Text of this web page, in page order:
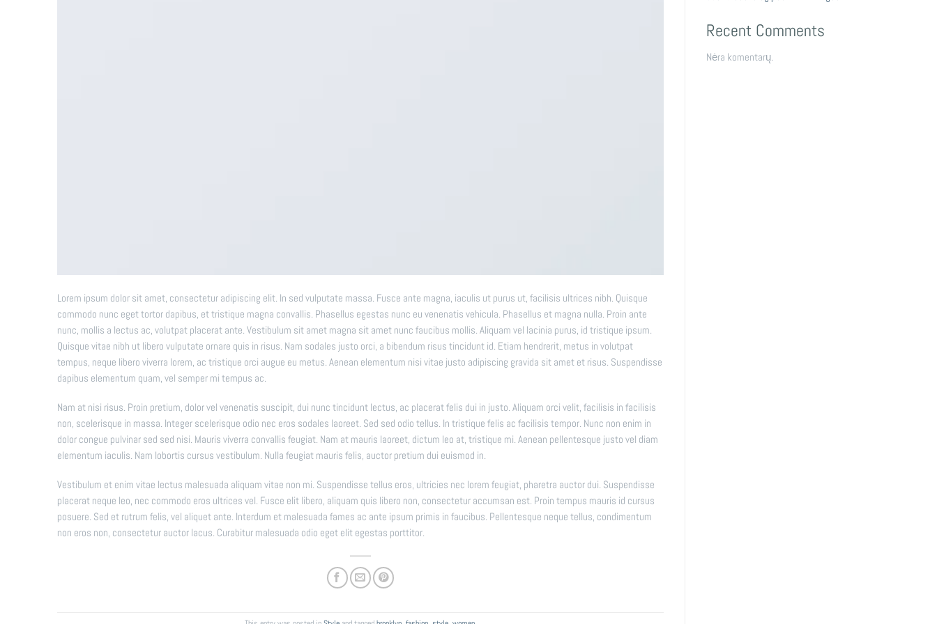
Lorem ipsum dolor sit amet, consectetur adipiscing elit. In sed vulputate massa. Fusce ante magna, iaculis ut purus ut, facilisis ultrices nibh. Quisque
commodo nunc eget tortor dapibus, et tristique magna convallis. Phasellus egestas nunc eu venenatis vehicula. Phasellus et magna nulla. Proin ante
nunc, mollis a lectus ac, volutpat placerat ante. Vestibulum sit amet magna sit amet nunc faucibus mollis. Aliquam vel lacinia purus, id tristique ipsum.
Quisque vitae nibh ut libero vulputate ornare quis in risus. Nam sodales justo orci, a bibendum risus tincidunt id. Etiam hendrerit, metus in volutpat
tempus, neque libero viverra lorem, ac tristique orci augue eu metus. Aenean elementum nisi vitae justo adipiscing gravida sit amet et risus. Suspendisse
dapibus elementum quam, vel semper mi tempus ac.
Nam at nisi risus. Proin pretium, dolor vel venenatis suscipit, dui nunc tincidunt lectus, ac placerat felis dui in justo. Aliquam orci velit, facilisis in facilisis
non, scelerisque in massa. Integer scelerisque odio nec eros sodales laoreet. Sed sed odio tellus. In tristique felis ac facilisis tempor. Nunc non enim in
dolor congue pulvinar sed sed nisi. Mauris viverra convallis feugiat. Nam at mauris laoreet, dictum leo at, tristique mi. Aenean pellentesque justo vel diam
elementum iaculis. Nam lobortis cursus vestibulum. Nulla feugiat mauris felis, auctor pretium dui euismod in.
Vestibulum et enim vitae lectus malesuada aliquam vitae non mi. Suspendisse tellus eros, ultricies nec lorem feugiat, pharetra auctor dui. Suspendisse
placerat neque leo, nec commodo eros ultrices vel. Fusce elit libero, aliquam quis libero non, consectetur accumsan est. Proin tempus mauris id cursus
posuere. Sed et rutrum felis, vel aliquet ante. Interdum et malesuada fames ac ante ipsum primis in faucibus. Pellentesque neque tellus, condimentum
non eros non, consectetur auctor lacus. Curabitur malesuada odio eget elit egestas porttitor.
Recent Comments
Nėra komentarų.